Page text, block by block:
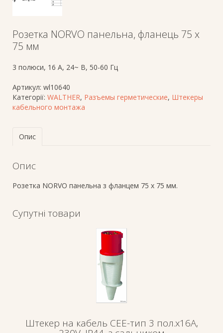
Розетка NORVO панельна, фланець 75 х
75 мм
3 полюси, 16 A, 24~ В, 50-60 Гц
Артикул: wl10640
Категорії: WALTHER, Разъемы герметические, Штекеры
кабельного монтажа
Опис
Опис
Розетка NORVO панельна з фланцем 75 х 75 мм.
Супутні товари
Штекер на кабель СЕЕ-тип 3 пол.х16А,